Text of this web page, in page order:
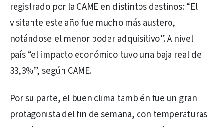
registrado por la CAME en distintos destinos: “El
visitante este año fue mucho más austero,
notándose el menor poder adquisitivo”. A nivel
país “el impacto económico tuvo una baja real de
33,3%”, según CAME.
Por su parte, el buen clima también fue un gran
protagonista del fin de semana, con temperaturas